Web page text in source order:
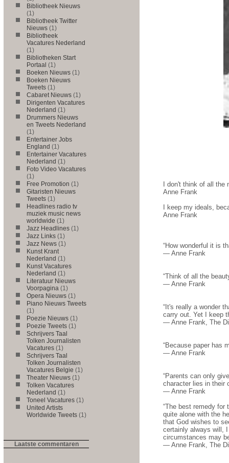
Bibliotheek Nieuws
(1)
Bibliotheek Twitter
Nieuws (1)
Bibliotheek
Vacatures Nederland
(1)
Bibliotheken Start
Portaal (1)
Boeken Nieuws (1)
Boeken Nieuws
Tweets (1)
Cabaret Nieuws (1)
Dirigenten Vacatures
Nederland (1)
Drummers Nieuws
en Tweets Nederland
(1)
Entertainer Jobs
England (1)
Entertainer Vacatures
Nederland (1)
Foto Video Vacatures
(1)
Free Promotion (1)
Gitaristen Nieuws
Tweets (1)
Headlines radio tv
muziek music news
worldwide (1)
Jazz Headlines (1)
Jazz Links (1)
Jazz News (1)
Kunst Krant
Nederland (1)
Kunst Vacatures
Nederland (1)
Literatuur Nieuws
Voorpagina (1)
Opera Nieuws (1)
Piano Nieuws Tweets
(1)
Poezie Nieuws (1)
Poezie Tweets (1)
Schrijvers Taal
Tolken Journalisten
Vacatures (1)
Schrijvers Taal
Tolken Journalisten
Vacatures Belgie (1)
Theater Nieuws (1)
Tolken Vacatures
Nederland (1)
Toneel Vacatures (1)
United Artists
Worldwide Tweets (1)
Laatste commentaren
I don't think of all the
Anne Frank
I keep my ideals,
Anne Frank
“How wonderful it is
― Anne Frank
“Think of all the
― Anne Frank
“It's really a wonder
carry out. Yet I keep
― Anne Frank, The
“Because paper has
― Anne Frank
“Parents can only
character lies in their
― Anne Frank
“The best remedy for
quite alone with the
that God wishes to
certainly always will,
circumstances may
― Anne Frank, The